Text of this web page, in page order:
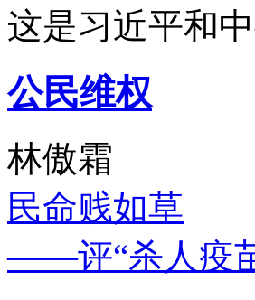
这是习近平和
公民维权
林傲霜
民命贱如草
——评“杀人疫